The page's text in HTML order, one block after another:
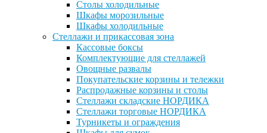
Столы холодильные
Шкафы морозильные
Шкафы холодильные
Стеллажи и прикассовая зона
Кассовые боксы
Комплектующие для стеллажей
Овощные развалы
Покупательские корзины и тележки
Распродажные корзины и столы
Стеллажи складские НОРДИКА
Стеллажи торговые НОРДИКА
Турникеты и ограждения